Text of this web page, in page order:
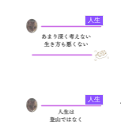
人生
人生